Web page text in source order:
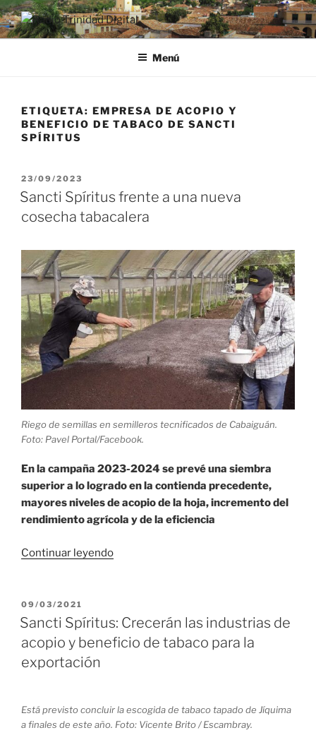
Saltar
al
contenido
RADIO TRINIDAD DIGITAL
Desde la Ciudad Museo del Caribe
Menú
ETIQUETA: EMPRESA DE ACOPIO Y
BENEFICIO DE TABACO DE SANCTI
SPÍRITUS
PUBLICADO
EL
23/09/2023
Sancti Spíritus frente a una nueva
cosecha tabacalera
Riego de semillas en semilleros tecnificados de Cabaiguán.
Foto: Pavel Portal/Facebook.
En la campaña 2023-2024 se prevé una siembra
superior a lo logrado en la contienda precedente,
mayores niveles de acopio de la hoja, incremento del
rendimiento agrícola y de la eficiencia
Continuar leyendo«Sancti
una
nueva
PUBLICADO
EL
09/03/2021
Sancti Spíritus: Crecerán las industrias de
acopio y beneficio de tabaco para la
exportación
Está previsto concluir la escogida de tabaco tapado de Jíquima
a finales de este año. Foto: Vicente Brito / Escambray.